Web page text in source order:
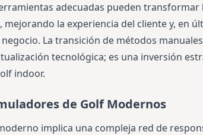
adecuadas pueden
la experiencia del cliente y, en
La transición de métodos
tecnológica; es una inversión
indoor.
de Golf Modernos
implica una compleja red de